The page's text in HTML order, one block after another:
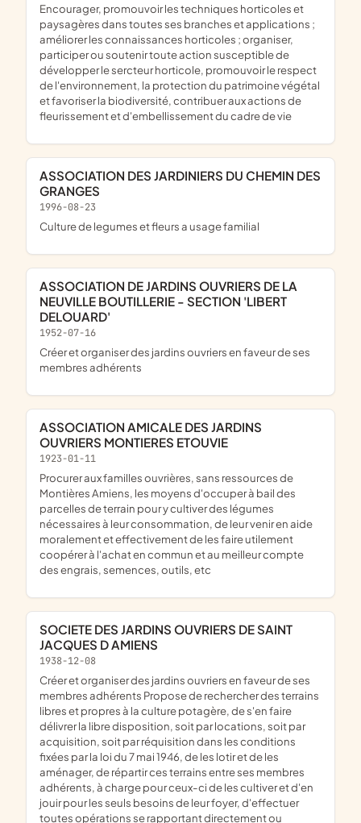
encourager, promouvoir les techniques horticoles et
paysagères dans toutes ses branches et applications ;
améliorer les connaissances horticoles ; organiser,
participer ou soutenir toute action susceptible de
développer le sercteur horticole, promouvoir le respect
de l'environnement, la protection du patrimoine végétal
et favoriser la biodiversité, contribuer aux actions de
fleurissement et d'embellissement du cadre de vie
ASSOCIATION DES JARDINIERS DU CHEMIN DES
GRANGES
1996-08-23
Culture de legumes et fleurs a usage familial
ASSOCIATION DE JARDINS OUVRIERS DE LA
NEUVILLE BOUTILLERIE - SECTION 'LIBERT
DELOUARD'
1952-07-16
Créer et organiser des jardins ouvriers en faveur de ses
membres adhérents
ASSOCIATION AMICALE DES JARDINS
OUVRIERS MONTIERES ETOUVIE
1923-01-11
Procurer aux familles ouvrières, sans ressources de
Montières Amiens, les moyens d'occuper à bail des
parcelles de terrain pour y cultiver des légumes
nécessaires à leur consommation, de leur venir en aide
moralement et effectivement de les faire utilement
coopérer à l'achat en commun et au meilleur compte
des engrais, semences, outils, etc
SOCIETE DES JARDINS OUVRIERS DE SAINT
JACQUES D AMIENS
1938-12-08
Créer et organiser des jardins ouvriers en faveur de ses
membres adhérents Propose de rechercher des terrains
libres et propres à la culture potagère, de s'en faire
délivrer la libre disposition, soit par locations, soit par
acquisition, soit par réquisition dans les conditions
fixées par la loi du 7 mai 1946, de les lotir et de les
aménager, de répartir ces terrains entre ses membres
adhérents, à charge pour ceux-ci de les cultiver et d'en
jouir pour les seuls besoins de leur foyer, d'effectuer
toutes opérations se rapportant directement ou